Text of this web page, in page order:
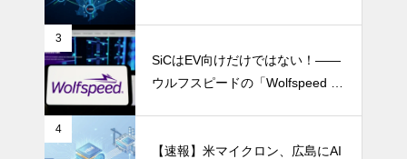
3
SiCはEV向けだけではない！――
ウルフスピードの「Wolfspeed G
4
【速報】米マイクロン、広島にAI